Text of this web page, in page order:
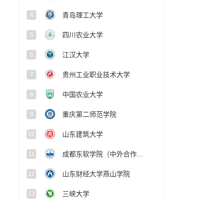
4 青岛理工大学
5 四川农业大学
6 江汉大学
7 贵州工业职业技术大学
8 中国农业大学
9 重庆第二师范学院
10 山东建筑大学
11
12 山东财经大学燕山学院
13 三峡大学